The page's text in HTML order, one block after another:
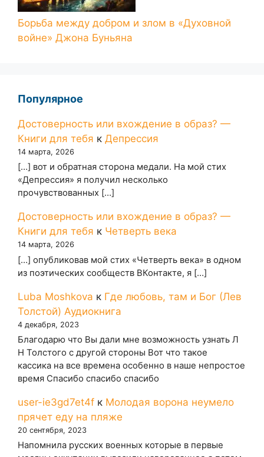
Борьба между добром и злом в «Духовной
войне» Джона Буньяна
Популярное
Достоверность или вхождение в образ? —
Книги для тебя к Депрессия
14 марта, 2026
[…] вот и обратная сторона медали. На мой стих
«Депрессия» я получил несколько
прочувствованных […]
Достоверность или вхождение в образ? —
Книги для тебя к Четверть века
14 марта, 2026
[…] опубликовав мой стих «Четверть века» в одном
из поэтических сообществ ВКонтакте, я […]
Luba Moshkova к Где любовь, там и Бог (Лев
Толстой) Аудиокнига
4 декабря, 2023
Благодарю что Вы дали мне возможность узнать Л
Н Толстого с другой стороны Вот что такое
кассика на все времена особенно в наше непростое
время Спасибо спасибо спасибо
user-ie3gd7et4f к Молодая ворона неумело
прячет еду на пляже
20 сентября, 2023
Напомнила русских военных которые в первые